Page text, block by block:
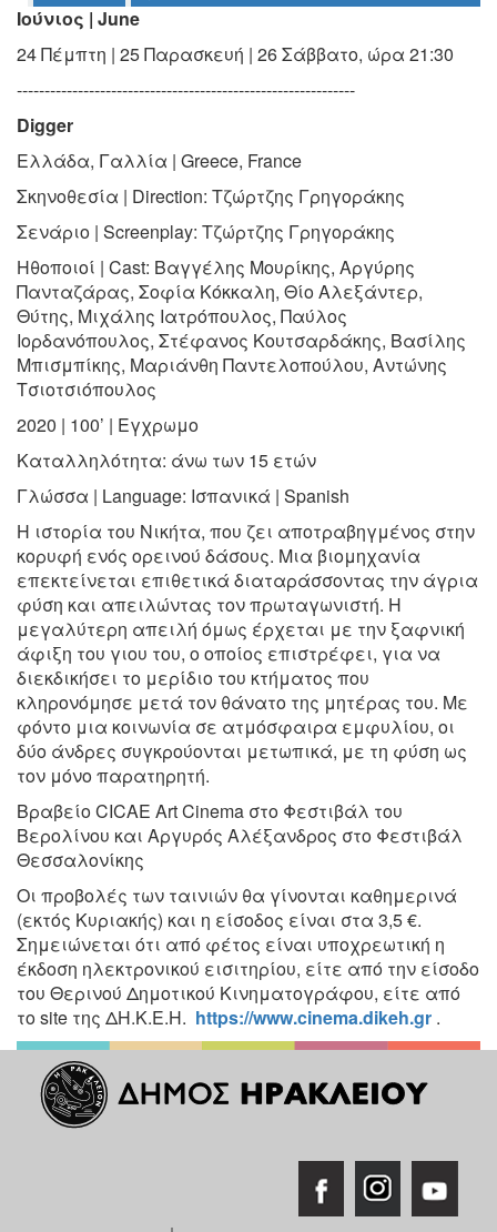
ΜΑΣ
ΔΗΜΟΣ
ΠΟΛΙΤΙΣΜΟΣ
ΠΟΛΗ
Ιούνιος | June
24 Πέμπτη | 25 Παρασκευή | 26 Σάββατο, ώρα 21:30
-------------------------------------------------------------
Digger
Ελλάδα, Γαλλία | Greece, France
Σκηνοθεσία | Direction: Τζώρτζης Γρηγοράκης
Σενάριο | Screenplay: Τζώρτζης Γρηγοράκης
Ηθοποιοί | Cast: Βαγγέλης Μουρίκης, Αργύρης
Πανταζάρας, Σοφία Κόκκαλη, Θίο Αλεξάντερ,
Θύτης, Μιχάλης Ιατρόπουλος, Παύλος
Ιορδανόπουλος, Στέφανος Κουτσαρδάκης, Βασίλης
Μπισμπίκης, Μαριάνθη Παντελοπούλου, Αντώνης
Τσιοτσιόπουλος
2020 | 100’ | Εγχρωμο
Καταλληλότητα: άνω των 15 ετών
Γλώσσα | Language: Ισπανικά | Spanish
Η ιστορία του Νικήτα, που ζει αποτραβηγμένος στην
κορυφή ενός ορεινού δάσους. Μια βιομηχανία
επεκτείνεται επιθετικά διαταράσσοντας την άγρια
φύση και απειλώντας τον πρωταγωνιστή. Η
μεγαλύτερη απειλή όμως έρχεται με την ξαφνική
άφιξη του γιου του, ο οποίος επιστρέφει, για να
διεκδικήσει το μερίδιο του κτήματος που
κληρονόμησε μετά τον θάνατο της μητέρας του. Με
φόντο μια κοινωνία σε ατμόσφαιρα εμφυλίου, οι
δύο άνδρες συγκρούονται μετωπικά, με τη φύση ως
τον μόνο παρατηρητή.
Βραβείο CICAE Art Cinema στο Φεστιβάλ του
Βερολίνου και Αργυρός Αλέξανδρος στο Φεστιβάλ
Θεσσαλονίκης
Οι προβολές των ταινιών θα γίνονται καθημερινά
(εκτός Κυριακής) και η είσοδος είναι στα 3,5 €.
Σημειώνεται ότι από φέτος είναι υποχρεωτική η
έκδοση ηλεκτρονικού εισιτηρίου, είτε από την είσοδο
του Θερινού Δημοτικού Κινηματογράφου, είτε από
το site της ΔΗ.Κ.Ε.Η. https://www.cinema.dikeh.gr .